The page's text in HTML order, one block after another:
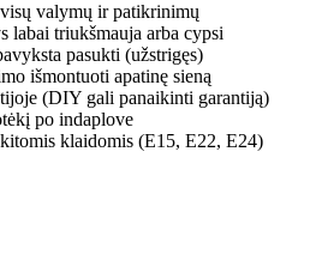
valymų ir patikrinimų
labai triukšmauja arba cypsi
pasukti (užstrigęs)
išmontuoti apatinę sieną
(DIY gali panaikinti garantiją)
po indaplove
klaidomis (E15, E22, E24)